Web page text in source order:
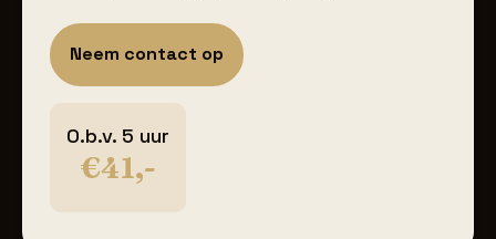
Neem contact op
O.b.v. 5 uur
€41,-